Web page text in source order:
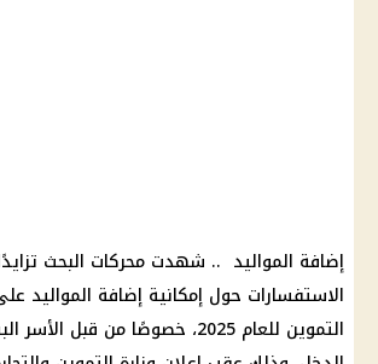
إضافة المواليد .. شهدت محركات البحث
الاستفسارات حول إمكانية إضافة المواليد
التموين للعام 2025، خصوصًا من